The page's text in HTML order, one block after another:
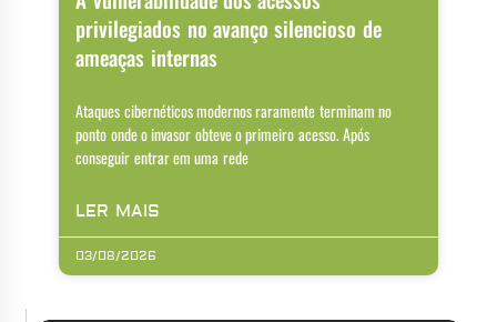
privilegiados no avanço silencioso de
ameaças internas
Ataques cibernéticos modernos raramente terminam no
ponto onde o invasor obteve o primeiro acesso. Após
conseguir entrar em uma rede
LER MAIS
03/08/2026